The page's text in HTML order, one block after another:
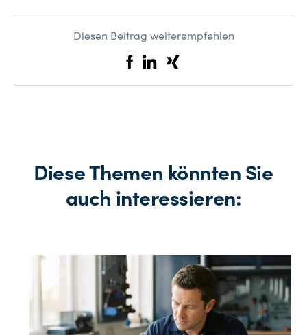
Diesen Beitrag weiterempfehlen
Diese Themen könnten Sie
auch interessieren: